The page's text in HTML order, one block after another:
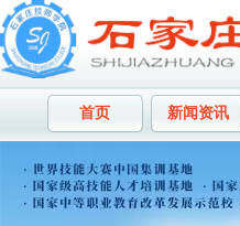
首页 新闻资讯